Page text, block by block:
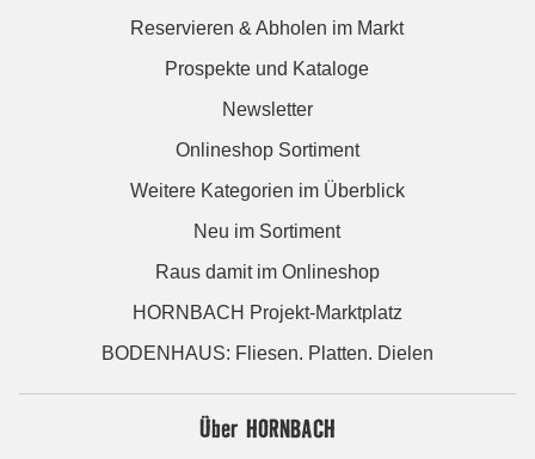
Reservieren & Abholen im Markt
Prospekte und Kataloge
Newsletter
Onlineshop Sortiment
Weitere Kategorien im Überblick
Neu im Sortiment
Raus damit im Onlineshop
HORNBACH Projekt-Marktplatz
BODENHAUS: Fliesen. Platten. Dielen
Über HORNBACH